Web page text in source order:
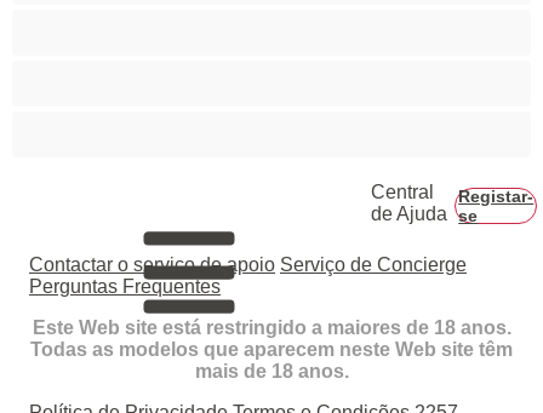
Central
de Ajuda
Registar-
se
Contactar o serviço de apoio Serviço de Concierge
Perguntas Frequentes
Este Web site está restringido a maiores de 18 anos.
Todas as modelos que aparecem neste Web site têm
mais de 18 anos.